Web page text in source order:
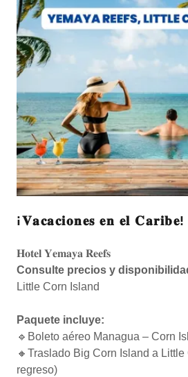
¡𝐕𝐚𝐜𝐚𝐜𝐢𝐨𝐧𝐞𝐬 𝐞𝐧 𝐞𝐥 𝐂𝐚𝐫𝐢𝐛𝐞!
𝐇𝐨𝐭𝐞𝐥 𝐘𝐞𝐦𝐚𝐲𝐚 𝐑𝐞𝐞𝐟𝐬
Consulte precios y
Little Corn Island
Paquete incluye:
🔹Boleto aéreo Managua – Corn
🔸Traslado Big Corn Island a
regreso)